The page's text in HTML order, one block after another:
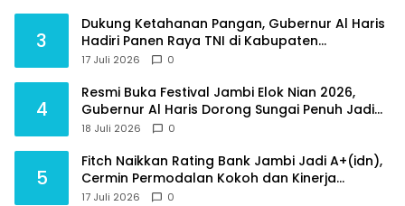
3
Dukung Ketahanan Pangan, Gubernur Al Haris
Hadiri Panen Raya TNI di Kabupaten
Tanjungjabung Timur
17 Juli 2026 0
4
Resmi Buka Festival Jambi Elok Nian 2026,
Gubernur Al Haris Dorong Sungai Penuh Jadi
Destinasi Wisata Budaya Unggulan
18 Juli 2026 0
5
Fitch Naikkan Rating Bank Jambi Jadi A+(idn),
Cermin Permodalan Kokoh dan Kinerja
Keuangan Sehat
17 Juli 2026 0